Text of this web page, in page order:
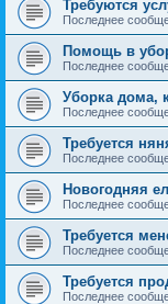
Требуются
Последнее
Помощь в
Последнее
Уборка дома,
Последнее
Требуется
Последнее
Новогодняя
Последнее
Требуется
Последнее
Требуется
Последнее